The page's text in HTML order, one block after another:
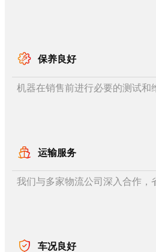
保养良好
机器在销售前进行必要的测试和
运输服务
我们与多家物流公司深入合作，
车况良好